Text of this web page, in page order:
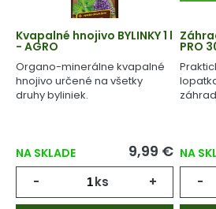
Kvapalné hnojivo BYLINKY 1 l
- AGRO
Organo-minerálne kvapalné
hnojivo určené na všetky
druhy byliniek.
NA SKLADE 9,99 €
- ks +
PRO
NA
-